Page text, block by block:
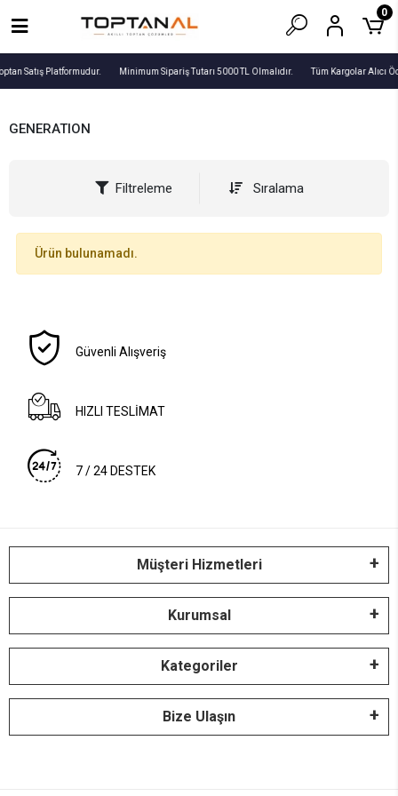
Satış Platformudur. Minimum Sipariş Tutarı 5000 TL Olmalıdır. Tüm Kargolar Alıcı
0
GENERATION
Filtreleme Sıralama
Ürün bulunamadı.
Güvenli Alışveriş
HIZLI TESLİMAT
7 / 24 DESTEK
Müşteri Hizmetleri
Kurumsal
Kategoriler
Bize Ulaşın